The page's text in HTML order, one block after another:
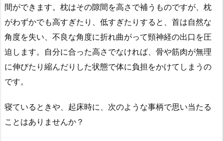
間ができます。枕はその隙間を高さで補うものですが、枕
がわずかでも高すぎたり、低すぎたりすると、首は自然な
角度を失い、不良な角度に折れ曲がって頸神経の出口を圧
迫します。自分に合った高さでなければ、骨や筋肉が無理
に伸びたり縮んだりした状態で体に負担をかけてしまうの
です。
寝ているときや、起床時に、次のような事柄で思い当たる
ことはありませんか？